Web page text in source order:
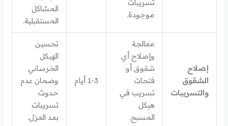
تسريبات
موجودة.
المشاكل
المستقبلية.
إصلاح
الشقوق
والتسريبات
معالجة
وإصلاح أي
شقوق أو
فتحات
تسريب في
هيكل
المسبح.
1-3 أيام
تحسين
الهيكل
الخرساني
وضمان عدم
حدوث
تسريبات
بعد العزل.